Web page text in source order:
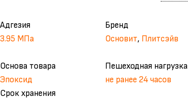
Адгезия
3.95 МПа
Бренд
Основит, Плитсэйв
Основа товара
Эпоксид
Пешеходная нагрузка
не ранее 24 часов
Срок хранения